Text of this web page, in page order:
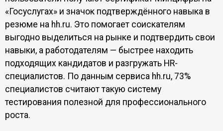
«Госуслугах» и значок подтверждённого навыка в
резюме на hh.ru. Это помогает соискателям
выгодно выделиться на рынке и подтвердить свои
навыки, а работодателям — быстрее находить
подходящих кандидатов и разгружать HR-
специалистов. По данным сервиса hh.ru, 73%
специалистов считают такую систему
тестирования полезной для профессионального
роста.